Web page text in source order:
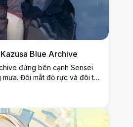
Blue Archive
đứng bên cạnh Sensei
Đôi mắt đỏ rực và đôi tai
này.